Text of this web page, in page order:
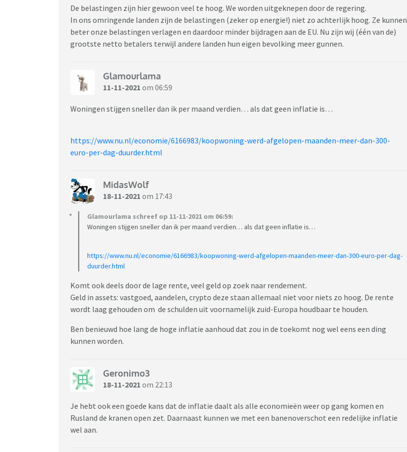
De belastingen zijn hier gewoon veel te hoog. We worden uitgeknepen door de regering.
In ons omringende landen zijn de belastingen (zeker op energie!) niet zo achterlijk hoog. Ze kunnen
beter onze belastingen verlagen en daardoor minder bijdragen aan de EU. Nu zijn wij (één van de)
grootste netto betalers terwijl andere landen hun eigen bevolking meer gunnen.
Glamourlama
11-11-2021 om 06:59
Woningen stijgen sneller dan ik per maand verdien… als dat geen inflatie is…
https://www.nu.nl/economie/6166983/koopwoning-werd-afgelopen-maanden-meer-dan-300-
euro-per-dag-duurder.html
MidasWolf
18-11-2021 om 17:43
Glamourlama schreef op 11-11-2021 om 06:59:
Woningen stijgen sneller dan ik per maand verdien… als dat geen inflatie is…
https://www.nu.nl/economie/6166983/koopwoning-werd-afgelopen-maanden-meer-dan-300-euro-per-dag-
duurder.html
Komt ook deels door de lage rente, veel geld op zoek naar rendement.
Geld in assets: vastgoed, aandelen, crypto deze staan allemaal niet voor niets zo hoog. De rente
wordt laag gehouden om de schulden uit voornamelijk zuid-Europa houdbaar te houden.
Ben benieuwd hoe lang de hoge inflatie aanhoud dat zou in de toekomt nog wel eens een ding
kunnen worden.
Geronimo3
18-11-2021 om 22:13
Je hebt ook een goede kans dat de inflatie daalt als alle economieën weer op gang komen en
Rusland de kranen open zet. Daarnaast kunnen we met een banenoverschot een redelijke inflatie
wel aan.